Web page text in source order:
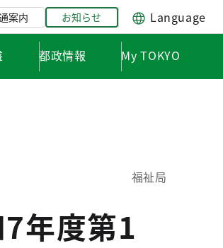
案内 お知らせ Language
都政情報 My TOKYO
福祉局
年度第1